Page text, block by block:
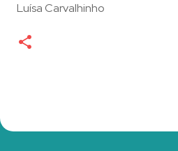
Luísa Carvalhinho